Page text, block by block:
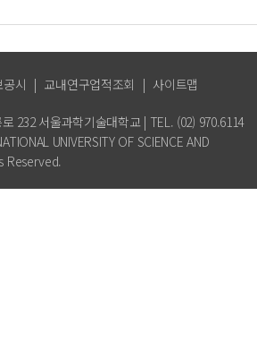
공시 | 교내연구업적조회 | 사이트맵
232 서울과학기술대학교 | TEL. (02) 970.6114
UNIVERSITY OF SCIENCE AND
Reserved.